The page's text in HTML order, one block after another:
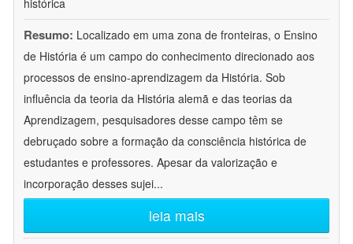
histórica
Resumo: Localizado em uma zona de fronteiras, o Ensino
de História é um campo do conhecimento direcionado aos
processos de ensino-aprendizagem da História. Sob
influência da teoria da História alemã e das teorias da
Aprendizagem, pesquisadores desse campo têm se
debruçado sobre a formação da consciência histórica de
estudantes e professores. Apesar da valorização e
incorporação desses sujei...
leia mais